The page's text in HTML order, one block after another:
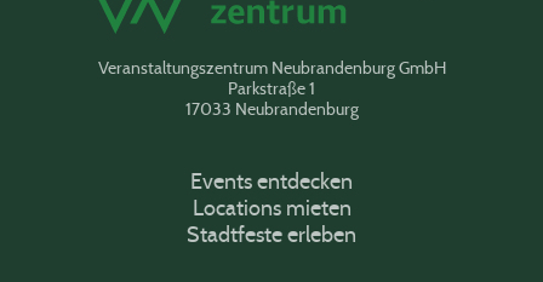
Veranstaltungszentrum Neubrandenburg GmbH
Parkstraße 1
17033 Neubrandenburg
Events entdecken
Locations mieten
Stadtfeste erleben